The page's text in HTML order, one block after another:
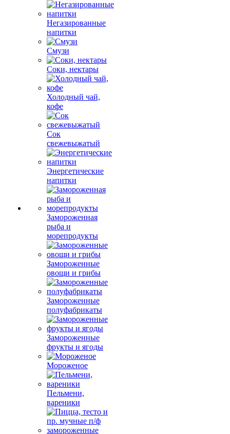
Негазированные
напитки
Смузи
Соки, нектары
Холодный чай,
кофе
Сок
свежевыжатый
Энергетические
напитки
Замороженная
рыба и
морепродукты
Замороженные
овощи и грибы
Замороженные
полуфабрикаты
Замороженные
фрукты и ягоды
Мороженое
Пельмени,
вареники